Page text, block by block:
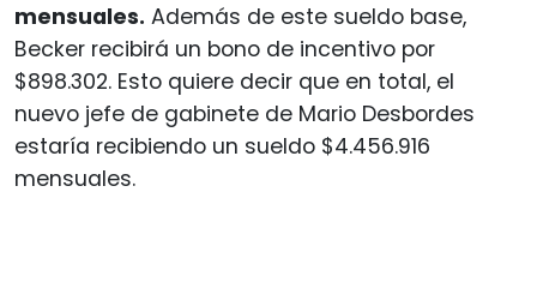
mensuales. Además de este sueldo base,
Becker recibirá un bono de incentivo por
$898.302. Esto quiere decir que en total, el
nuevo jefe de gabinete de Mario Desbordes
estaría recibiendo un sueldo $4.456.916
mensuales.